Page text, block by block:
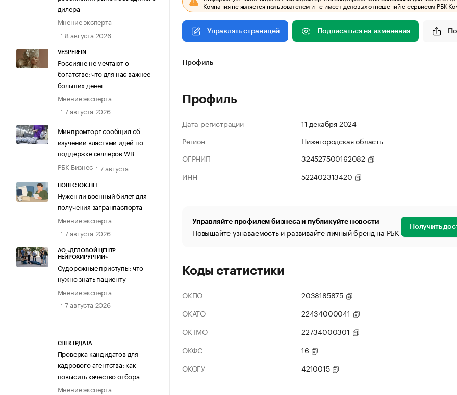
дилера
Мнение эксперта
8 августа 2026
VESPERFIN
Россияне не мечтают о
богатстве: что для нас важнее
больших денег
Мнение эксперта
7 августа 2026
Минпромторг сообщил об
изучении властями идей по
поддержке селлеров WB
РБК Бизнес
7 августа
ПОВЕСТОК.НЕТ
Нужен ли военный билет для
получения загранпаспорта
Мнение эксперта
7 августа 2026
АО «ДЕЛОВОЙ ЦЕНТР
НЕЙРОХИРУРГИИ»
Судорожные приступы: что
нужно знать пациенту
Мнение эксперта
7 августа 2026
СПЕКТРДАТА
Проверка кандидатов для
кадрового агентства: как
повысить качество отбора
Мнение эксперта
Компания не является пользователем и не имеет деловых отношений с сервисом РБК
Управлять страницей Подписаться на изменения
Профиль
Профиль
Дата регистрации
11 декабря 2024
Регион
Нижегородская область
ОГРНИП
324527500162082
ИНН
522402313420
Управляйте профилем бизнеса и публикуйте новости
Повышайте узнаваемость и развивайте личный бренд на РБК Получить
Коды статистики
ОКПО
2038185875
ОКАТО
22434000041
ОКТМО
22734000301
ОКФС
16
ОКОГУ
4210015